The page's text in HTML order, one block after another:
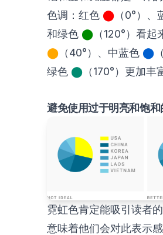
色调：红色 ⬤ （0°）、
和绿色 ⬤ （120°）看
⬤ （40°）、中蓝色 ⬤
绿色 ⬤ （170°）更加丰
避免使用过于明亮和饱和
霓虹色肯定能吸引读者
意味着他们会对此表示